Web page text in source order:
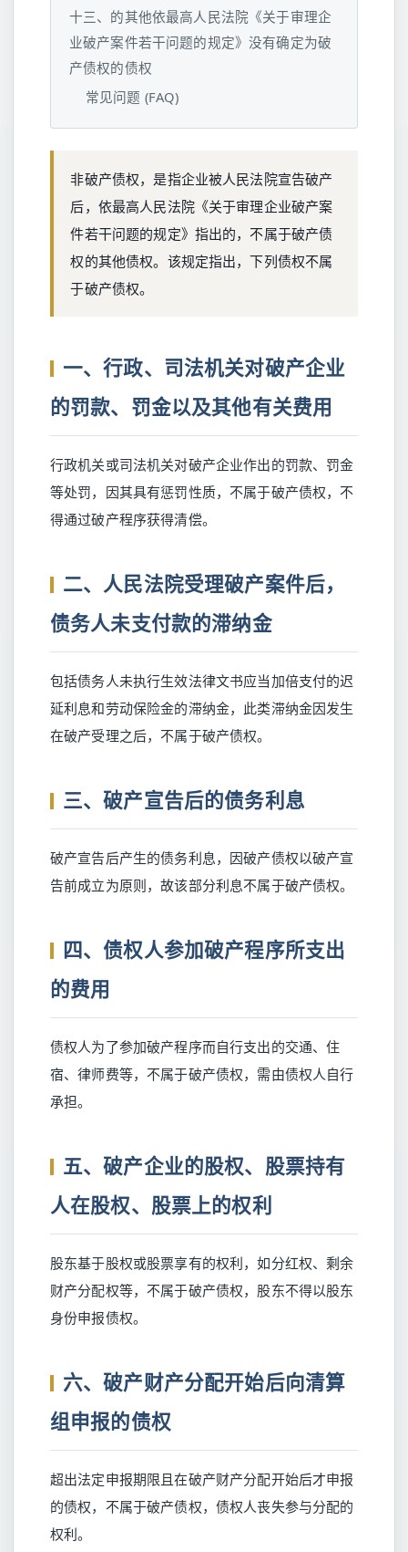
十三、的其他依最高人民法院《关于审理企
业破产案件若干问题的规定》没有确定为破
产债权的债权
常见问题 (FAQ)
非破产债权，是指企业被人民法院宣告破产
后，依最高人民法院《关于审理企业破产案
件若干问题的规定》指出的，不属于破产债
权的其他债权。该规定指出，下列债权不属
于破产债权。
一、行政、司法机关对破产企业
的罚款、罚金以及其他有关费用
行政机关或司法机关对破产企业作出的罚款、罚金
等处罚，因其具有惩罚性质，不属于破产债权，不
得通过破产程序获得清偿。
二、人民法院受理破产案件后，
债务人未支付款的滞纳金
包括债务人未执行生效法律文书应当加倍支付的迟
延利息和劳动保险金的滞纳金，此类滞纳金因发生
在破产受理之后，不属于破产债权。
三、破产宣告后的债务利息
破产宣告后产生的债务利息，因破产债权以破产宣
告前成立为原则，故该部分利息不属于破产债权。
四、债权人参加破产程序所支出
的费用
债权人为了参加破产程序而自行支出的交通、住
宿、律师费等，不属于破产债权，需由债权人自行
承担。
五、破产企业的股权、股票持有
人在股权、股票上的权利
股东基于股权或股票享有的权利，如分红权、剩余
财产分配权等，不属于破产债权，股东不得以股东
身份申报债权。
六、破产财产分配开始后向清算
组申报的债权
超出法定申报期限且在破产财产分配开始后才申报
的债权，不属于破产债权，债权人丧失参与分配的
权利。